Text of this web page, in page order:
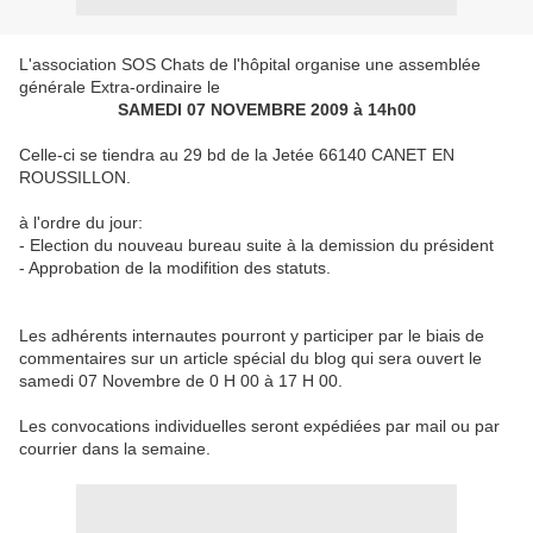
L'association SOS Chats de l'hôpital organise une assemblée
générale Extra-ordinaire le
SAMEDI 07 NOVEMBRE 2009 à 14h00
Celle-ci se tiendra au 29 bd de la Jetée 66140 CANET EN
ROUSSILLON.
à l'ordre du jour:
- Election du nouveau bureau suite à la demission du président
- Approbation de la modifition des statuts.
Les adhérents internautes pourront y participer par le biais de
commentaires sur un article spécial du blog qui sera ouvert le
samedi 07 Novembre de 0 H 00 à 17 H 00.
Les convocations individuelles seront expédiées par mail ou par
courrier dans la semaine.